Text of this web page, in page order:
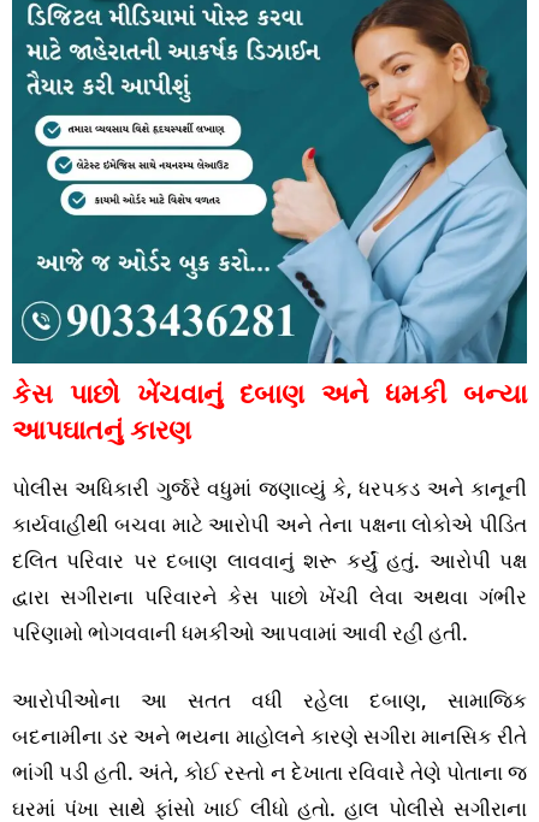
કેસ પાછો ખેંચવાનું દબાણ અને ધમકી બન્યા
આપઘાતનું કારણ
પોલીસ અધિકારી ગુર્જરે વધુમાં જણાવ્યું કે, ધરપકડ અને કાનૂની
કાર્યવાહીથી બચવા માટે આરોપી અને તેના પક્ષના લોકોએ પીડિત
દલિત પરિવાર પર દબાણ લાવવાનું શરૂ કર્યું હતું. આરોપી પક્ષ
દ્વારા સગીરાના પરિવારને કેસ પાછો ખેંચી લેવા અથવા ગંભીર
પરિણામો ભોગવવાની ધમકીઓ આપવામાં આવી રહી હતી.
આરોપીઓના આ સતત વધી રહેલા દબાણ, સામાજિક
બદનામીના ડર અને ભયના માહોલને કારણે સગીરા માનસિક રીતે
ભાંગી પડી હતી. અંતે, કોઈ રસ્તો ન દેખાતા રવિવારે તેણે પોતાના જ
ઘરમાં પંખા સાથે ફાંસો ખાઈ લીધો હતો. હાલ પોલીસે સગીરાના